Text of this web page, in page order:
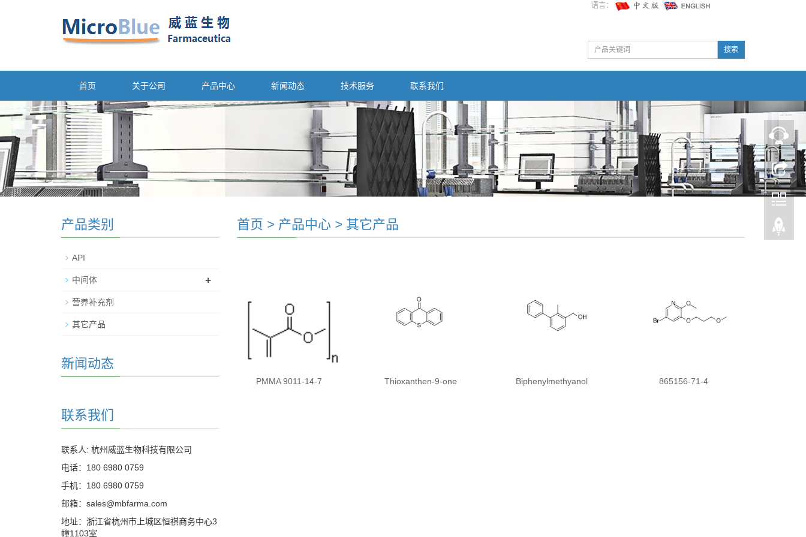
语言：
搜索
首页 关于公司 产品中心 新闻动态 技术服务 联系我们
首页 > 产品中心> 其它产品
PMMA 9011-14-7 Thioxanthen-9-one Biphenylmethyanol 865156-71-4
产品类别
API
中间体 +
营养补充剂
其它产品
新闻动态
联系我们
联系人: 杭州威蓝生物科技有限公司
电话：180 6980 0759
手机：180 6980 0759
邮箱：sales@mbfarma.com
地址：浙江省杭州市上城区恒祺商务中心3
幢1103室